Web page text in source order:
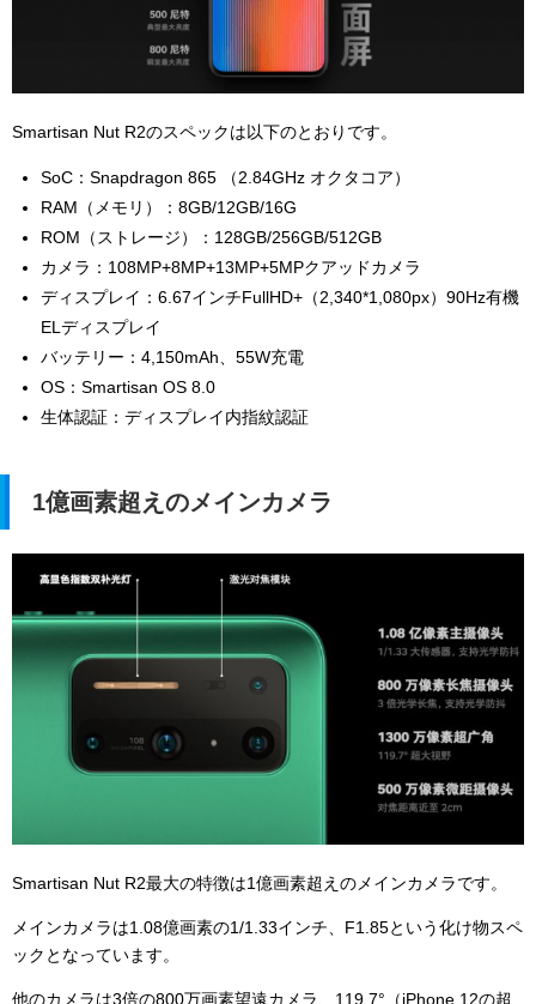
Smartisan Nut R2のスペックは以下のとおりです。
SoC：Snapdragon 865 （2.84GHz オクタコア）
RAM（メモリ）： 8GB/12GB/16G
ROM（ストレージ）： 128GB/256GB/512GB
カメラ： 108MP+8MP+13MP+5MPクアッドカメラ
ディスプレイ：6.67インチFullHD+（2,340*1,080px）90Hz有機
ELディスプレイ
バッテリー：4,150mAh、55W充電
OS：Smartisan OS 8.0
生体認証：ディスプレイ内指紋認証
1億画素超えのメインカメラ
Smartisan Nut R2最大の特徴は1億画素超えのメインカメラです。
メインカメラは1.08億画素の1/1.33インチ、F1.85という化け物スペ
ックとなっています。
他のカメラは3倍の800万画素望遠カメラ、119.7°（iPhone 12の超